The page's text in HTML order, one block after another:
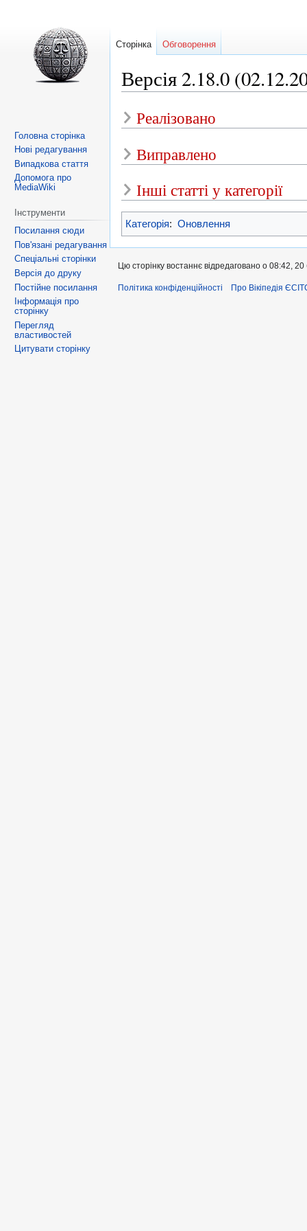
Версія 2.18.0
Перейти
до
навігації
Перейти
до
пошуку
Реалізовано
Виправлено
Інші статті у категорії
Категорія: Оновлення
Сторінка Обговорення
Головна сторінка
Нові редагування
Випадкова стаття
Допомога про
MediaWiki
Інструменти
Посилання сюди
Пов'язані редагування
Спеціальні сторінки
Версія до друку
Постійне посилання
Інформація про
сторінку
Перегляд
властивостей
Цитувати сторінку
Цю сторінку востаннє відредаговано о 08:42,
Політика конфіденційності Про Вікіпедія